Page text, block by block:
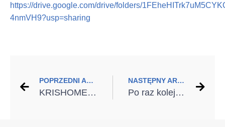
https://drive.google.com/drive/folders/
4nmVH9?usp=sharing
POPRZEDNI ARTYKUŁ
KRISHOME otwiera kolejne salony i odbiera wyróżnienie w ramach ogólnopolskiej kampanii edukacyjnej TERMOMODERNIZACJA + DOBRY MONTAŻ
NASTĘPNY ARTYKUŁ
Po raz kolejny TOPBUILDER dla marki WIŚNIOWSKI